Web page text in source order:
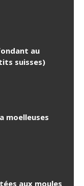
au
suisses)
moelleuses
aux moules